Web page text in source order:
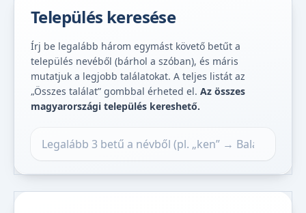
Település keresése
Írj be legalább három egymást követő betűt a
település nevéből (bárhol a szóban), és máris
mutatjuk a legjobb találatokat. A teljes listát az
„Összes találat” gombbal érheted el. Az összes
magyarországi település kereshető.